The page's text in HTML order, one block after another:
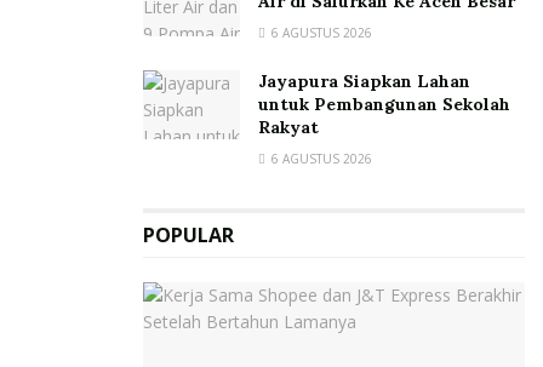
6 AGUSTUS 2026
Jayapura Siapkan Lahan
untuk Pembangunan Sekolah
Rakyat
6 AGUSTUS 2026
POPULAR